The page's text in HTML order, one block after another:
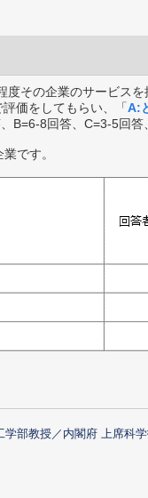
その企業のサービス
評価をしてもらい、「A:
B=6-8回答、C=3-5回答
です。
学部教授／内閣府 上席科